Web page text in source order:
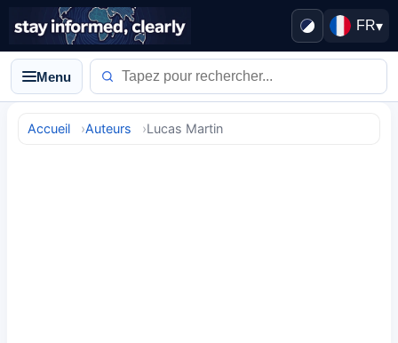
FR▾
Menu
Accueil Auteurs Lucas Martin